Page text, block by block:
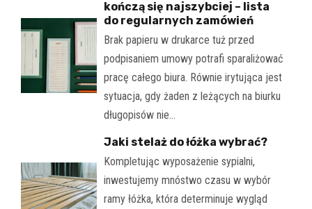
kończą się najszybciej – lista
do regularnych zamówień
Brak papieru w drukarce tuż przed
podpisaniem umowy potrafi sparaliżować
pracę całego biura. Równie irytująca jest
sytuacja, gdy żaden z leżących na biurku
długopisów nie…
Jaki stelaż do łóżka wybrać?
Kompletując wyposażenie sypialni,
inwestujemy mnóstwo czasu w wybór
ramy łóżka, która determinuje wygląd